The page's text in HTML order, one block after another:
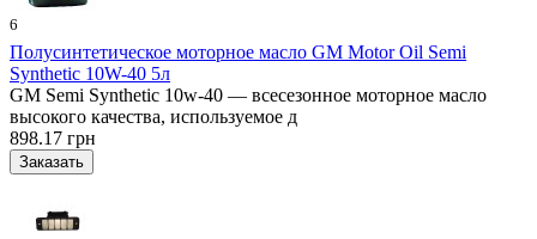
6
Полусинтетическое моторное масло GM Motor Oil Semi
Synthetic 10W-40 5л
GM Semi Synthetic 10w-40 — всесезонное моторное масло
высокого качества, используемое д
898.17 грн